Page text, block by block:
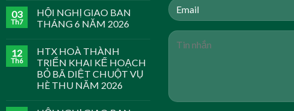
03
Th7
HỘI NGHỊ GIAO BAN
THÁNG 6 NĂM 2026
12
Th6
HTX HOÀ THÀNH
TRIỂN KHAI KẾ HOẠCH
BỎ BÃ DIỆT CHUỘT VỤ
HÈ THU NĂM 2026